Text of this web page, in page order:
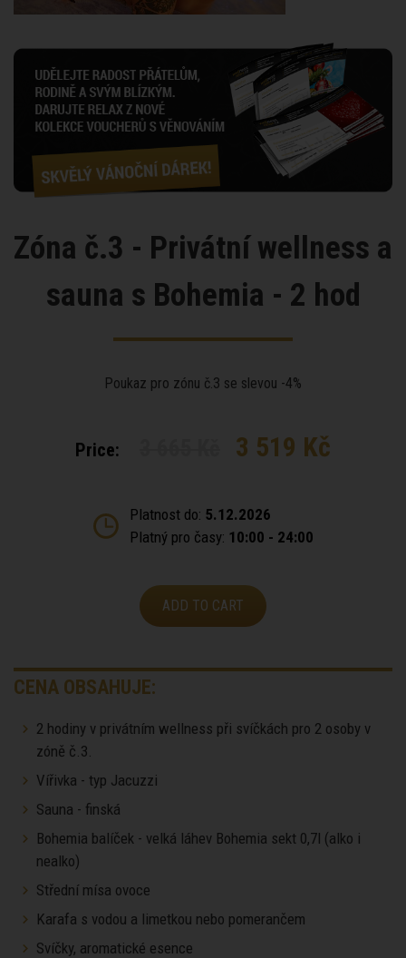
Zóna č.3 - Privátní wellness a
sauna s Bohemia - 2 hod
Poukaz pro zónu č.3 se slevou -4%
Price: 3 519 Kč
Platnost do: 5.12.2026
Platný pro časy: 10:00 - 24:00
ADD TO CART
CENA OBSAHUJE:
2 hodiny v privátním wellness při svíčkách pro 2 osoby v
zóně č.3.
Vířivka - typ Jacuzzi
Sauna - finská
Bohemia balíček - velká láhev Bohemia sekt 0,7l (alko i
nealko)
Střední mísa ovoce
Karafa s vodou a limetkou nebo pomerančem
Svíčky, aromatické esence